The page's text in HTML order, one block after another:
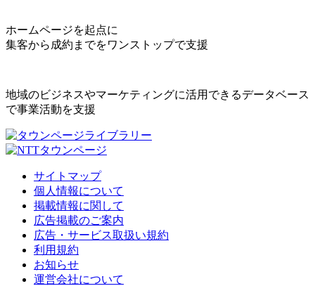
ホームページを起点に
集客から成約までをワンストップで支援
地域のビジネスやマーケティングに活用できるデータベース
で事業活動を支援
サイトマップ
個人情報について
掲載情報に関して
広告掲載のご案内
広告・サービス取扱い規約
利用規約
お知らせ
運営会社について